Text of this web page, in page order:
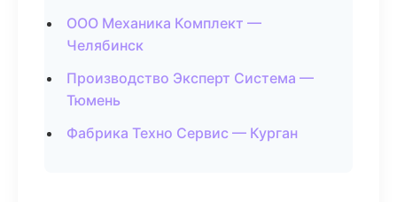
ООО Механика Комплект —
Челябинск
Производство Эксперт Система —
Тюмень
Фабрика Техно Сервис — Курган